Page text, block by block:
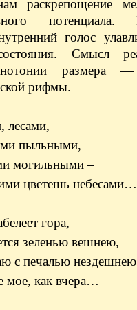
раскрепощение
голос
Смысл
размера —
рифмы.
лесами,
пыльными,
могильными –
цветешь небесами…
гора,
зеленью вешнею,
с печалью нездешнею
мое, как вчера…